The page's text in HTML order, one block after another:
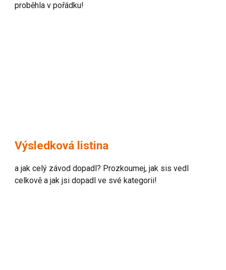
proběhla v pořádku!
Výsledková listina
a jak celý závod dopadl? Prozkoumej, jak sis vedl
celkově a jak jsi dopadl ve své kategorii!